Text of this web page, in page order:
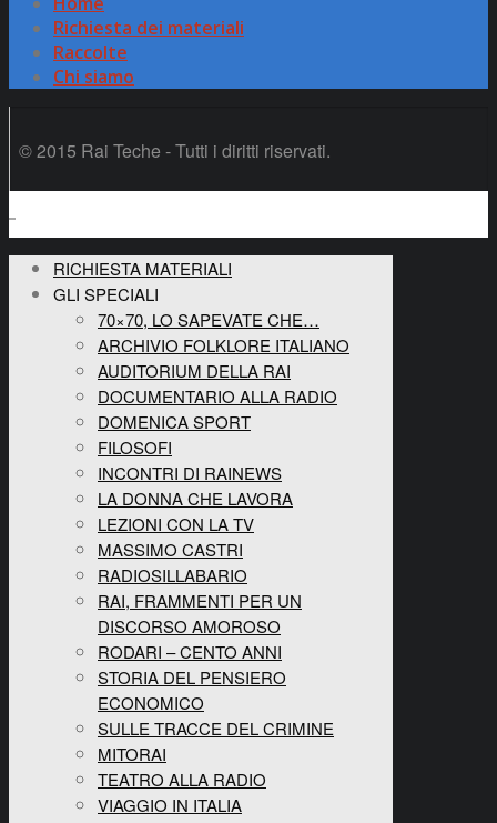
Richiesta dei materiali
Raccolte
Chi siamo
© 2015 Rai Teche - Tutti i diritti riservati.
RICHIESTA MATERIALI
GLI SPECIALI
70×70, LO SAPEVATE CHE…
ARCHIVIO FOLKLORE ITALIANO
AUDITORIUM DELLA RAI
DOCUMENTARIO ALLA RADIO
DOMENICA SPORT
FILOSOFI
INCONTRI DI RAINEWS
LA DONNA CHE LAVORA
LEZIONI CON LA TV
MASSIMO CASTRI
RADIOSILLABARIO
RAI, FRAMMENTI PER UN
DISCORSO AMOROSO
RODARI – CENTO ANNI
STORIA DEL PENSIERO
ECONOMICO
SULLE TRACCE DEL CRIMINE
MITORAI
TEATRO ALLA RADIO
VIAGGIO IN ITALIA